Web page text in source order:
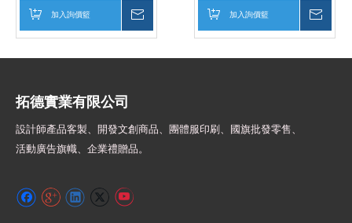
加入詢價籃 加入詢價籃
拓德實業有限公司
設計師產品客製、開發文創商品、團體服印刷、 國旗批發零售、
活動廣告旗幟、 企業禮贈品。